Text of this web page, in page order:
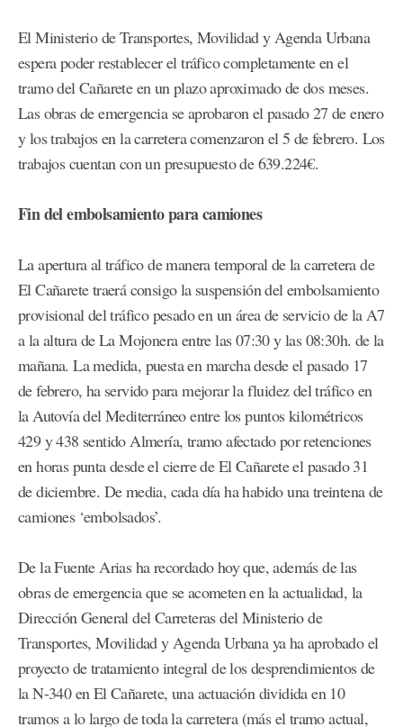
El Ministerio de Transportes, Movilidad y Agenda Urbana
espera poder restablecer el tráfico completamente en el
tramo del Cañarete en un plazo aproximado de dos meses.
Las obras de emergencia se aprobaron el pasado 27 de enero
y los trabajos en la carretera comenzaron el 5 de febrero. Los
trabajos cuentan con un presupuesto de 639.224€.
Fin del embolsamiento para camiones
La apertura al tráfico de manera temporal de la carretera de
El Cañarete traerá consigo la suspensión del embolsamiento
provisional del tráfico pesado en un área de servicio de la A7
a la altura de La Mojonera entre las 07:30 y las 08:30h. de la
mañana. La medida, puesta en marcha desde el pasado 17
de febrero, ha servido para mejorar la fluidez del tráfico en
la Autovía del Mediterráneo entre los puntos kilométricos
429 y 438 sentido Almería, tramo afectado por retenciones
en horas punta desde el cierre de El Cañarete el pasado 31
de diciembre. De media, cada día ha habido una treintena de
camiones ‘embolsados’.
De la Fuente Arias ha recordado hoy que, además de las
obras de emergencia que se acometen en la actualidad, la
Dirección General del Carreteras del Ministerio de
Transportes, Movilidad y Agenda Urbana ya ha aprobado el
proyecto de tratamiento integral de los desprendimientos de
la N-340 en El Cañarete, una actuación dividida en 10
tramos a lo largo de toda la carretera (más el tramo actual,